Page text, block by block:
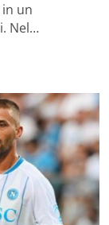
un
Nel…